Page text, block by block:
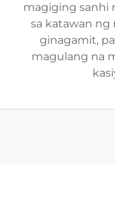
magiging sanhi
sa katawan ng
ginagamit,
magulang na